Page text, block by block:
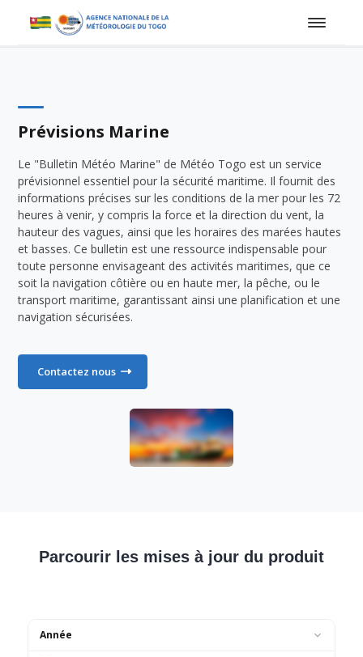
Prévisions Marine
Le "Bulletin Météo Marine" de Météo Togo est un service
prévisionnel essentiel pour la sécurité maritime. Il fournit des
informations précises sur les conditions de la mer pour les 72
heures à venir, y compris la force et la direction du vent, la
hauteur des vagues, ainsi que les horaires des marées hautes
et basses. Ce bulletin est une ressource indispensable pour
toute personne envisageant des activités maritimes, que ce
soit la navigation côtière ou en haute mer, la pêche, ou le
transport maritime, garantissant ainsi une planification et une
navigation sécurisées.
Contactez nous
Parcourir les mises à jour du produit
Année